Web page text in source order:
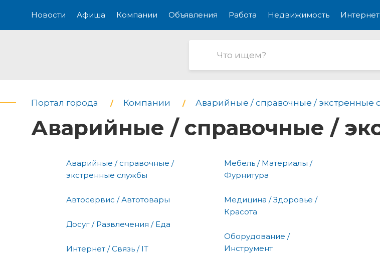
Новости Афиша Компании Объявления Работа Недвижимость
Портал города Компании Аварийные / справочные / экстренные
Аварийные / справочные /
Аварийные / справочные /
экстренные службы
Автосервис / Автотовары
Досуг / Развлечения / Еда
Интернет / Связь / IT
Мебель / Материалы /
Фурнитура
Медицина / Здоровье /
Красота
Оборудование /
Инструмент